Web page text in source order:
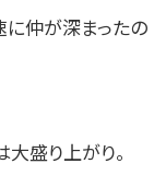
に仲が深まったの
大盛り上がり。